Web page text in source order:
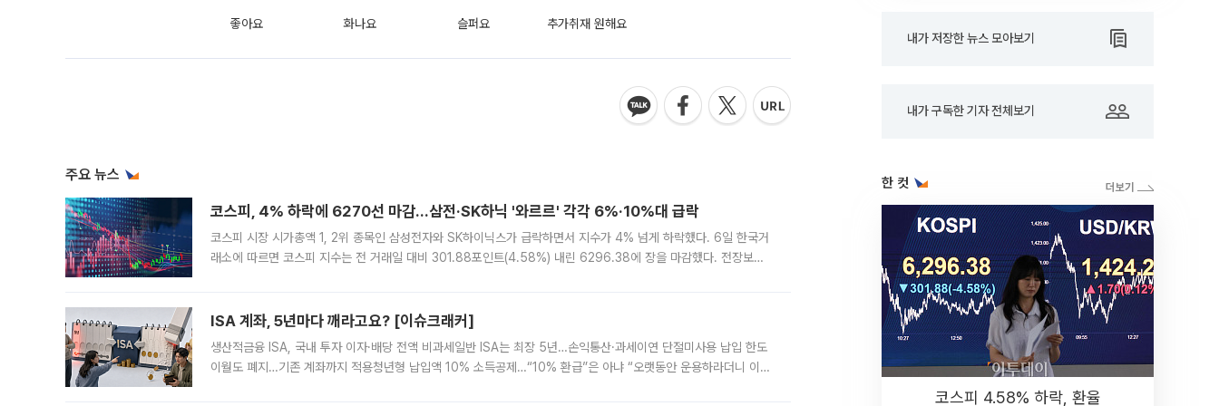
좋아요 화나요 슬퍼요 추가취재 원해요
주요 뉴스
코스피, 4% 하락에 6270선 마감…삼전·SK하닉 '와르르' 각각 6%·10%대 급락
코스피 시장 시가총액 1, 2위 종목인 삼성전자와 SK하이닉스가 급락하면서 지수가 4% 넘게 하락했다. 6일 한국거
래소에 따르면 코스피 지수는 전 거래일 대비 301.88포인트(4.58%) 내린 6296.38에 장을 마감했다. 전장보다
ISA 계좌, 5년마다 깨라고요? [이슈크래커]
생산적금융 ISA, 국내 투자 이자·배당 전액 비과세일반 ISA는 최장 5년…손익통산·과세이연 단절미사용 납입 한도
이월도 폐지…기존 계좌까지 적용청년형 납입액 10% 소득공제…“10% 환급”은 아냐 “오랫동안 운용하라더니 이제
내가 저장한 뉴스 모아보기
내가 구독한 기자 전체보기
한 컷
코스피 4.58% 하락, 환율